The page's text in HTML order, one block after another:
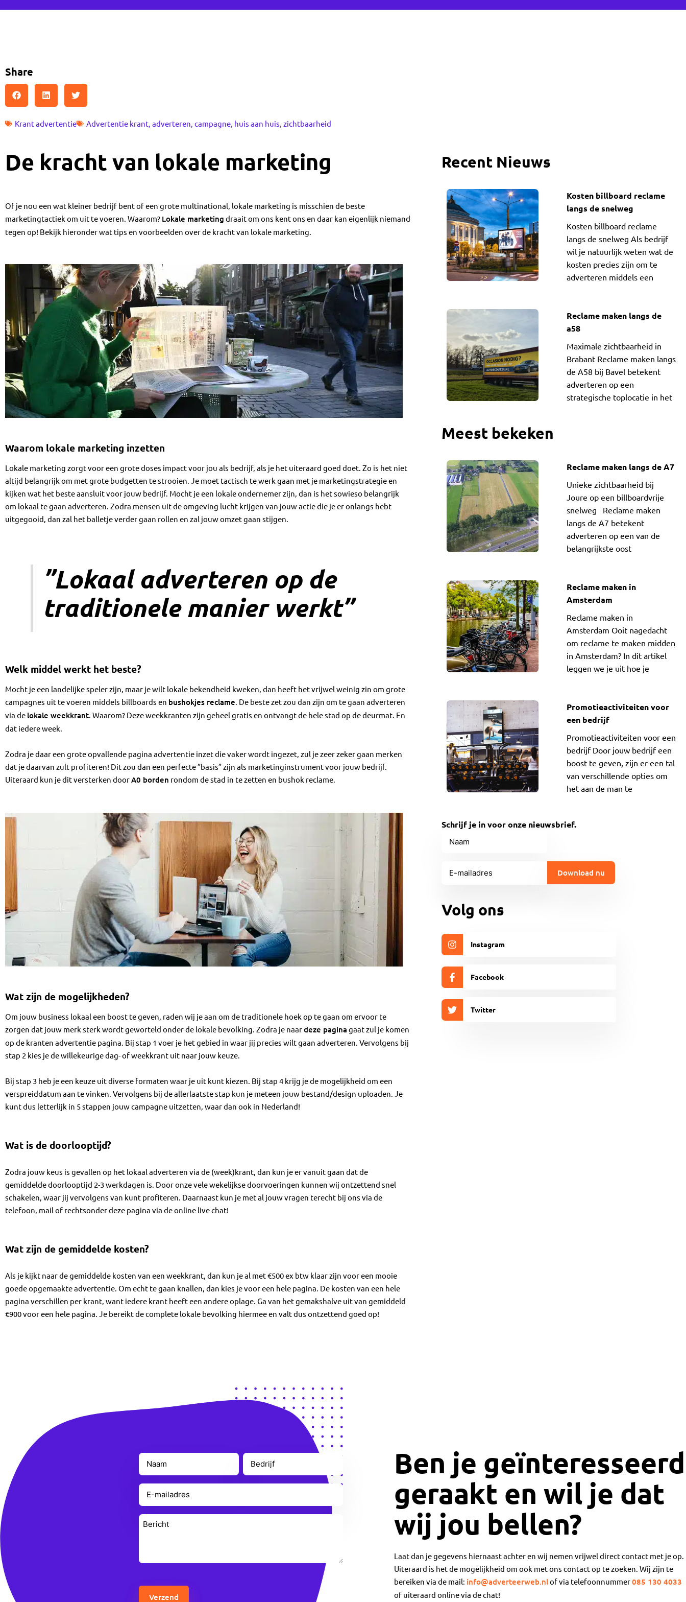
Share
Krant advertentie Advertentie krant, adverteren, campagne, huis aan huis, zichtbaarheid
De kracht van lokale marketing
Of je nou een wat kleiner bedrijf bent of een grote multinational, lokale marketing is misschien de beste
marketingtactiek om uit te voeren. Waarom? Lokale marketing draait om ons kent ons en daar kan eigenlijk niemand
tegen op! Bekijk hieronder wat tips en voorbeelden over de kracht van lokale marketing.
Waarom lokale marketing inzetten
Lokale marketing zorgt voor een grote doses impact voor jou als bedrijf, als je het uiteraard goed doet. Zo is het niet
altijd belangrijk om met grote budgetten te strooien. Je moet tactisch te werk gaan met je marketingstrategie en
kijken wat het beste aansluit voor jouw bedrijf. Mocht je een lokale ondernemer zijn, dan is het sowieso belangrijk
om lokaal te gaan adverteren. Zodra mensen uit de omgeving lucht krijgen van jouw actie die je er onlangs hebt
uitgegooid, dan zal het balletje verder gaan rollen en zal jouw omzet gaan stijgen.
”Lokaal adverteren op de
traditionele manier werkt”
Welk middel werkt het beste?
Mocht je een landelijke speler zijn, maar je wilt lokale bekendheid kweken, dan heeft het vrijwel weinig zin om grote
campagnes uit te voeren middels billboards en bushokjes reclame . De beste zet zou dan zijn om te gaan adverteren
via de lokale weekkrant . Waarom? Deze weekkranten zijn geheel gratis en ontvangt de hele stad op de deurmat. En
dat iedere week.
Zodra je daar een grote opvallende pagina advertentie inzet die vaker wordt ingezet, zul je zeer zeker gaan merken
dat je daarvan zult profiteren! Dit zou dan een perfecte ”basis” zijn als marketinginstrument voor jouw bedrijf.
Uiteraard kun je dit versterken doorA0 borden rondom de stad in te zetten en bushok reclame.
Wat zijn de mogelijkheden?
Om jouw business lokaal een boost te geven, raden wij je aan om de traditionele hoek op te gaan om ervoor te
zorgen dat jouw merk sterk wordt geworteld onder de lokale bevolking. Zodra je naardeze pagina gaat zul je komen
op de kranten advertentie pagina. Bij stap 1 voer je het gebied in waar jij precies wilt gaan adverteren. Vervolgens bij
stap 2 kies je de willekeurige dag- of weekkrant uit naar jouw keuze.
Bij stap 3 heb je een keuze uit diverse formaten waar je uit kunt kiezen. Bij stap 4 krijg je de mogelijkheid om een
verspreiddatum aan te vinken. Vervolgens bij de allerlaatste stap kun je meteen jouw bestand/design uploaden. Je
kunt dus letterlijk in 5 stappen jouw campagne uitzetten, waar dan ook in Nederland!
Wat is de doorlooptijd?
Zodra jouw keus is gevallen op het lokaal adverteren via de (week)krant, dan kun je er vanuit gaan dat de
gemiddelde doorlooptijd 2-3 werkdagen is. Door onze vele wekelijkse doorvoeringen kunnen wij ontzettend snel
schakelen, waar jij vervolgens van kunt profiteren. Daarnaast kun je met al jouw vragen terecht bij ons via de
telefoon, mail of rechtsonder deze pagina via de online live chat!
Wat zijn de gemiddelde kosten?
Als je kijkt naar de gemiddelde kosten van een weekkrant, dan kun je al met €500 ex btw klaar zijn voor een mooie
goede opgemaakte advertentie. Om echt te gaan knallen, dan kies je voor een hele pagina. De kosten van een hele
pagina verschillen per krant, want iedere krant heeft een andere oplage. Ga van het gemakshalve uit van gemiddeld
€900 voor een hele pagina. Je bereikt de complete lokale bevolking hiermee en valt dus ontzettend goed op!
Recent Nieuws
Kosten billboard reclame
langs de snelweg
Kosten billboard reclame
langs de snelweg Als bedrijf
wil je natuurlijk weten wat de
kosten precies zijn om te
adverteren middels een
Reclame maken langs de
a58
Maximale zichtbaarheid in
Brabant Reclame maken langs
de A58 bij Bavel betekent
adverteren op een
strategische toplocatie in het
Meest bekeken
Reclame maken langs de A7
Unieke zichtbaarheid bij
Joure op een billboardvrije
snelweg Reclame maken
langs de A7 betekent
adverteren op een van de
belangrijkste oost
Reclame maken in
Amsterdam
Reclame maken in
Amsterdam Ooit nagedacht
om reclame te maken midden
in Amsterdam? In dit artikel
leggen we je uit hoe je
Promotieactiviteiten voor
een bedrijf
Promotieactiviteiten voor een
bedrijf Door jouw bedrijf een
boost te geven, zijn er een tal
van verschillende opties om
het aan de man te
Schrijf je in voor onze nieuwsbrief.
Naam
Volg ons
Instagram
Facebook
Twitter
Naam Bedrijf
E-
mailadres
(Vereist)
Bericht
Ben je geïnteresseerd
geraakt en wil je dat
wij jou bellen?
Laat dan je gegevens hiernaast achter en wij nemen vrijwel direct contact met je op.
Uiteraard is het de mogelijkheid om ook met ons contact op te zoeken. Wij zijn te
bereiken via de mail: info@adverteerweb.nlof via telefoonnummer085 130 4033
of uiteraard online via de chat!